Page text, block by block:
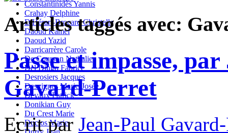
Constantinidès Yannis
Crahay Delphine
D'Hérart-Brocard Christelle
Daoud Kamel
Daoud Yazid
Darricarrère Carole
De Courson Nathalie
Del Dingo Fabrice
Desrosiers Jacques
Desvignes Marie-Josée
Devaux Patrick
Donikian Guy
Du Crest Marie
Duclos Marie
Articles taggés avec:
Passe et impasse,
Gavard-Perret
Ecrit parJean-Paul